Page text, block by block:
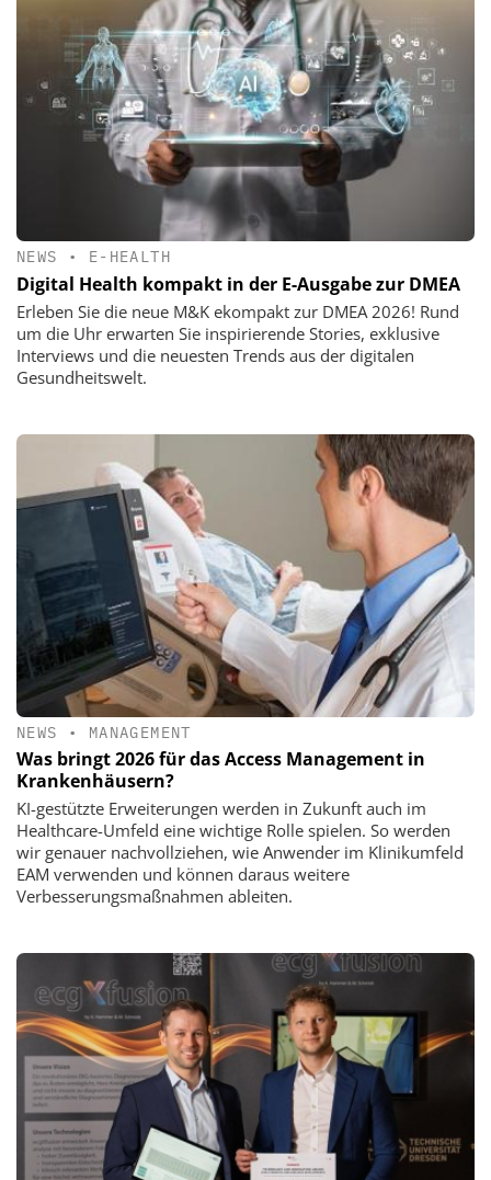
NEWS • E-HEALTH
Digital Health kompakt in der E-Ausgabe zur DMEA
Erleben Sie die neue M&K ekompakt zur DMEA 2026! Rund
um die Uhr erwarten Sie inspirierende Stories, exklusive
Interviews und die neuesten Trends aus der digitalen
Gesundheitswelt.
NEWS • MANAGEMENT
Was bringt 2026 für das Access Management in
Krankenhäusern?
KI-gestützte Erweiterungen werden in Zukunft auch im
Healthcare-Umfeld eine wichtige Rolle spielen. So werden
wir genauer nachvollziehen, wie Anwender im Klinikumfeld
EAM verwenden und können daraus weitere
Verbesserungsmaßnahmen ableiten.